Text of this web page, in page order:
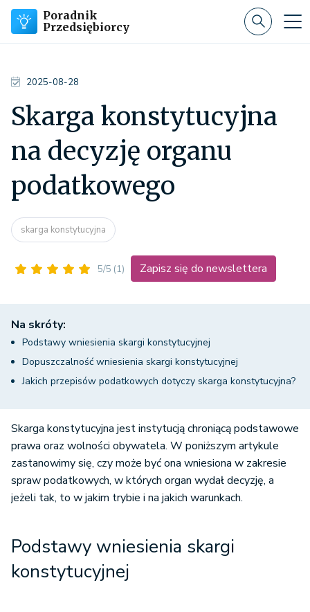
Poradnik
Przedsiębiorcy
2025-08-28
Skarga konstytucyjna
na decyzję organu
podatkowego
skarga konstytucyjna
5/5 (1) Zapisz się do newslettera
Na skróty:
Podstawy wniesienia skargi konstytucyjnej
Dopuszczalność wniesienia skargi konstytucyjnej
Jakich przepisów podatkowych dotyczy skarga konstytucyjna?
Skarga konstytucyjna jest instytucją chroniącą podstawowe
prawa oraz wolności obywatela. W poniższym artykule
zastanowimy się, czy może być ona wniesiona w zakresie
spraw podatkowych, w których organ wydał decyzję, a
jeżeli tak, to w jakim trybie i na jakich warunkach.
Podstawy wniesienia skargi
konstytucyjnej